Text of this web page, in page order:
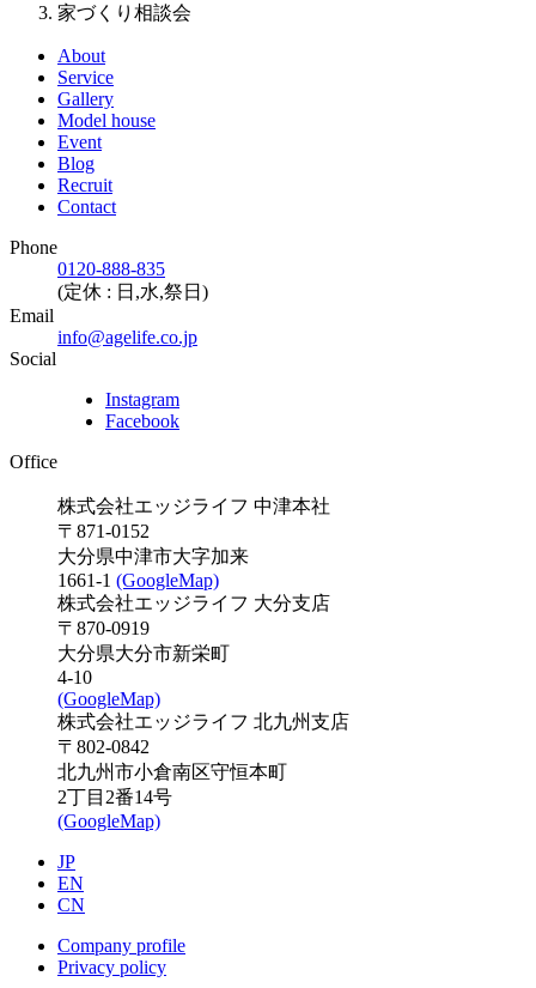
家づくり相談会
About
Service
Gallery
Model house
Event
Blog
Recruit
Contact
Phone
0120-888-835
(定休 : 日,水,祭日)
Email
info@agelife.co.jp
Social
Instagram
Facebook
Office
株式会社エッジライフ 中津本社
〒871-0152
大分県中津市大字加来
1661-1 (GoogleMap)
株式会社エッジライフ 大分支店
〒870-0919
大分県大分市新栄町
4-10
(GoogleMap)
株式会社エッジライフ 北九州支店
〒802-0842
北九州市小倉南区守恒本町
2丁目2番14号
(GoogleMap)
JP
EN
CN
Company profile
Privacy policy